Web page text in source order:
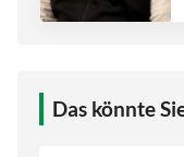
Das könnte